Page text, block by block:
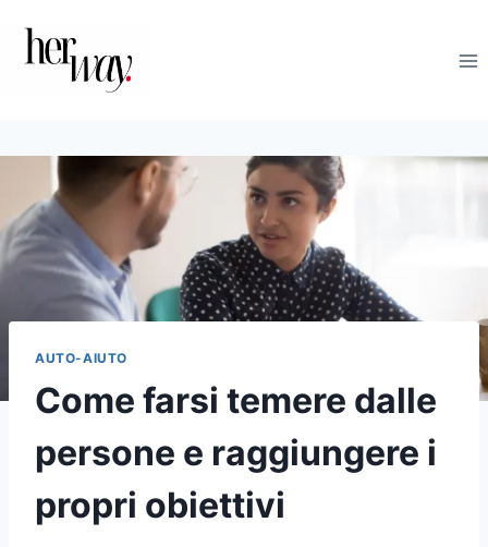
contenuto
AUTO-AIUTO
Come farsi temere dalle
persone e raggiungere i
propri obiettivi